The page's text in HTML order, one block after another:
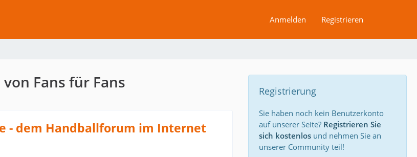
Anmelden Registrieren
Fans für Fans
- dem Handballforum im Internet
Registrierung
Sie haben noch kein Benutzerkonto
auf unserer Seite? Registrieren Sie
sich kostenlos und nehmen Sie an
unserer Community teil!